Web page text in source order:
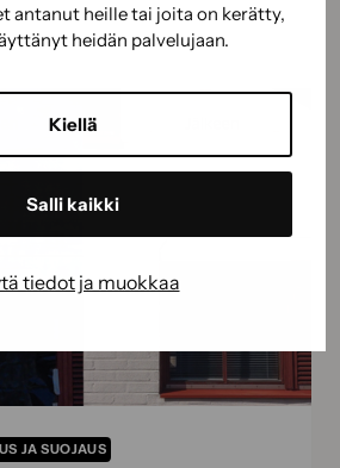
antanut heille tai joita on kerätty,
heidän palvelujaan.
Kiellä
Salli kaikki
tiedot ja muokkaa
JA SUOJAUS